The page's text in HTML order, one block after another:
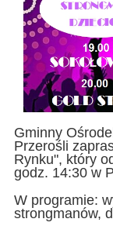
Gminny
Przerośli
Rynku", który
godz. 14:30 w
W programie:
strongmanów,